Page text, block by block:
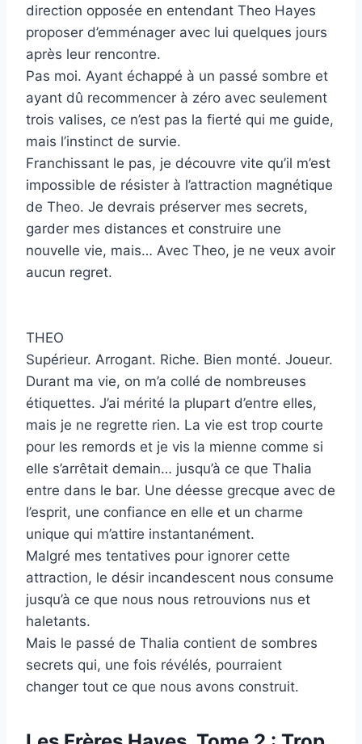
direction opposée en entendant Theo Hayes
proposer d’emménager avec lui quelques jours
après leur rencontre.
Pas moi. Ayant échappé à un passé sombre et
ayant dû recommencer à zéro avec seulement
trois valises, ce n’est pas la fierté qui me guide,
mais l’instinct de survie.
Franchissant le pas, je découvre vite qu’il m’est
impossible de résister à l’attraction magnétique
de Theo. Je devrais préserver mes secrets,
garder mes distances et construire une
nouvelle vie, mais… Avec Theo, je ne veux avoir
aucun regret.
THEO
Supérieur. Arrogant. Riche. Bien monté. Joueur.
Durant ma vie, on m’a collé de nombreuses
étiquettes. J’ai mérité la plupart d’entre elles,
mais je ne regrette rien. La vie est trop courte
pour les remords et je vis la mienne comme si
elle s’arrêtait demain… jusqu’à ce que Thalia
entre dans le bar. Une déesse grecque avec de
l’esprit, une confiance en elle et un charme
unique qui m’attire instantanément.
Malgré mes tentatives pour ignorer cette
attraction, le désir incandescent nous consume
jusqu’à ce que nous nous retrouvions nus et
haletants.
Mais le passé de Thalia contient de sombres
secrets qui, une fois révélés, pourraient
changer tout ce que nous avons construit.